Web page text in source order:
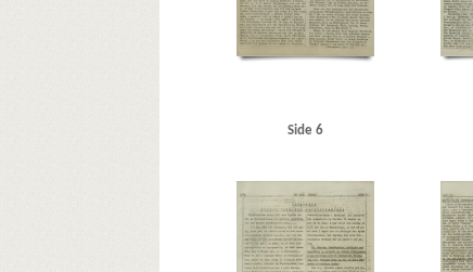
STB (Skandinavisk Telegram Bureau)
Stockholm
Tordenskjoldsgade, Kbh.
Torotor, fabrik Tuborg
Værnedamsvej, Kbh.
W Warszawa Wien
Side 6